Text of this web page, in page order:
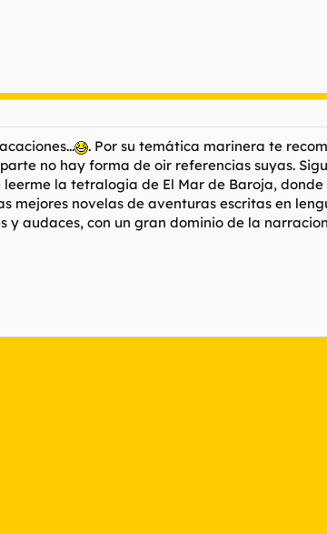
... . Por su temática marinera te
no hay forma de oir referencias suyas.
la tetralogia de El Mar de Baroja, donde
mejores novelas de aventuras escritas en
y audaces, con un gran dominio de la